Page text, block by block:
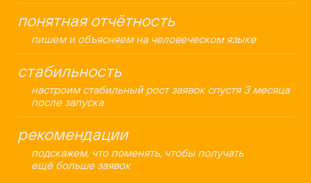
понятная отчётность
пишем и объясняем на человеческом языке
стабильность
настроим стабильный рост заявок спустя 3 месяца
после запуска
рекомендации
подскажем, что поменять, чтобы получать
ещё больше заявок